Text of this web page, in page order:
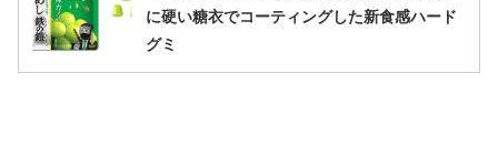
に硬い糖衣でコーティングした新食感ハード
グミ